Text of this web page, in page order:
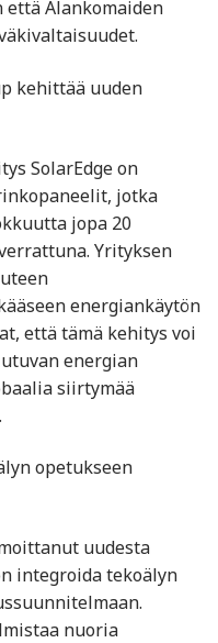
Alankomaiden
kehittää uuden
SolarEdge on
jotka
jopa 20
Yrityksen
energiankäytön
että tämä kehitys voi
energian
siirtymää
opetukseen
uudesta
integroida tekoälyn
nuoria